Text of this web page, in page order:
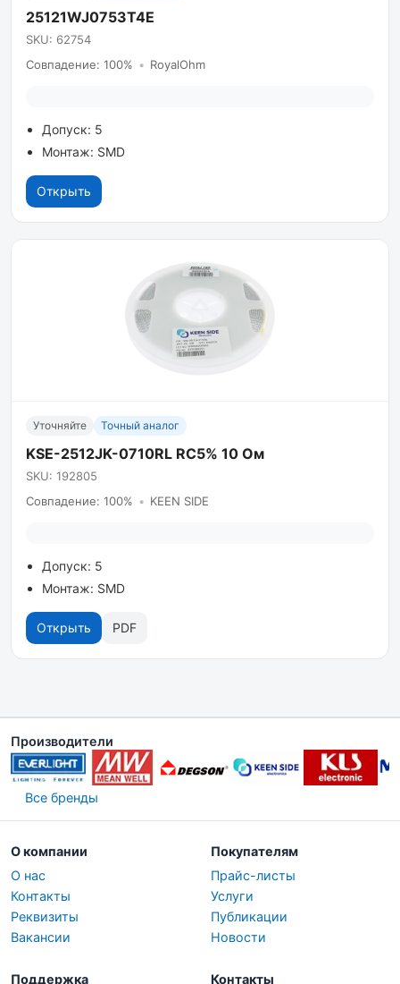
25121WJ0753T4E
SKU: 62754
Совпадение: 100% • RoyalOhm
Допуск: 5
Монтаж: SMD
Открыть
Уточняйте Точный аналог
KSE-2512JK-0710RL RC5% 10 Ом
SKU: 192805
Совпадение: 100% • KEEN SIDE
Допуск: 5
Монтаж: SMD
Открыть PDF
Производители
Все бренды
О компании
О нас
Контакты
Реквизиты
Вакансии
Покупателям
Прайс-листы
Услуги
Публикации
Новости
Поддержка Контакты